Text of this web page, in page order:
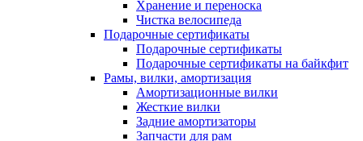
Хранение и переноска
Чистка велосипеда
Подарочные сертификаты
Подарочные сертификаты
Подарочные сертификаты на байкфит
Рамы, вилки, амортизация
Амортизационные вилки
Жесткие вилки
Задние амортизаторы
Запчасти для рам